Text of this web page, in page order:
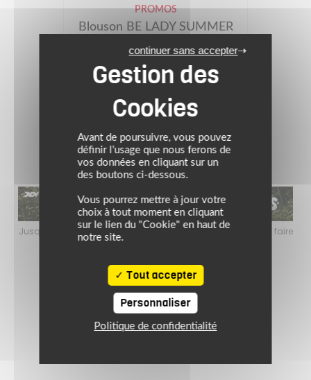
PROMOS
Blouson BE LADY SUMMER
89.95 €
(1)
Jusqu’au 24 août 2026, profitez de l’ambiance estivale pour faire
le plein de bons plans sur l’équipement motard !
Avant de poursuivre, vous pouvez
définir l’usage que nous ferons de
vos données en cliquant sur un
des boutons ci-dessous.
Vous pourrez mettre à jour votre
choix à tout moment en cliquant
sur le lien du "Cookie" en haut de
notre site.
Tout accepter
continuer sans accepter
Personnaliser
Politique de confidentialité